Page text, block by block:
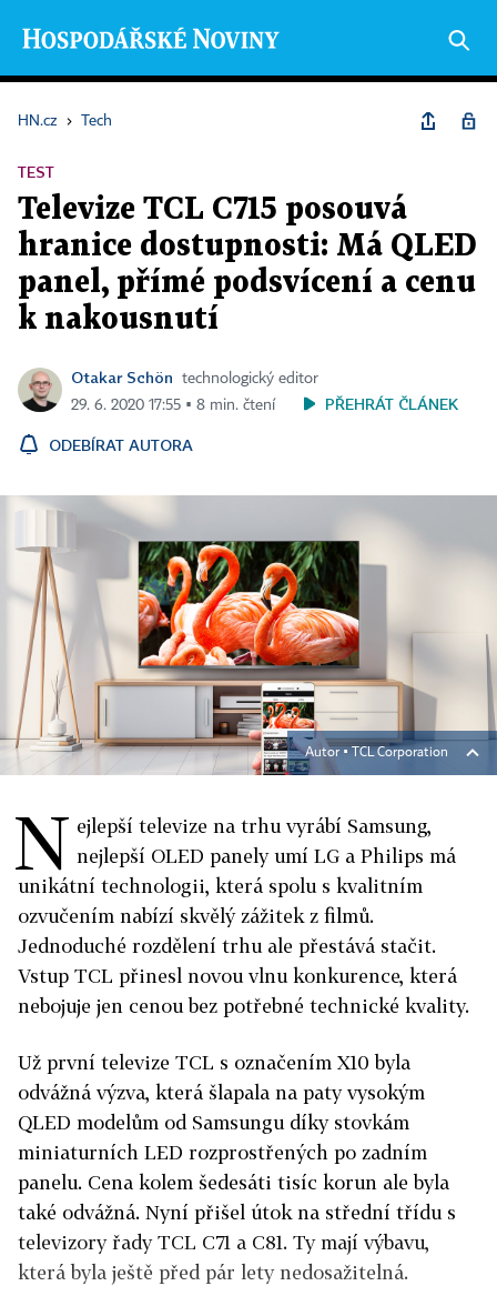
HN.cz › Tech
TEST
Televize TCL C715 posouvá
hranice dostupnosti: Má QLED
panel, přímé podsvícení a cenu
k nakousnutí
Otakar Schön
technologický editor
29. 6. 2020 17:55 ▪ 8 min. čtení
PŘEHRÁT ČLÁNEK
ODEBÍRAT AUTORA
Autor ▪ TCL Corporation
N ejlepší televize na trhu vyrábí Samsung,
nejlepší OLED panely umí LG a Philips má
unikátní technologii, která spolu s kvalitním
ozvučením nabízí skvělý zážitek z filmů.
Jednoduché rozdělení trhu ale přestává stačit.
Vstup TCL přinesl novou vlnu konkurence, která
nebojuje jen cenou bez potřebné technické kvality.
Už první televize TCL s označením X10 byla
odvážná výzva, která šlapala na paty vysokým
QLED modelům od Samsungu díky stovkám
miniaturních LED rozprostřených po zadním
panelu. Cena kolem šedesáti tisíc korun ale byla
také odvážná. Nyní přišel útok na střední třídu s
televizory řady TCL C71 a C81. Ty mají výbavu,
která byla ještě před pár lety nedosažitelná.